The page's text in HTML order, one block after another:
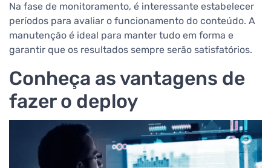
Na fase de monitoramento, é interessante estabelecer
períodos para avaliar o funcionamento do conteúdo. A
manutenção é ideal para manter tudo em forma e
garantir que os resultados sempre serão satisfatórios.
Conheça as vantagens de
fazer o deploy